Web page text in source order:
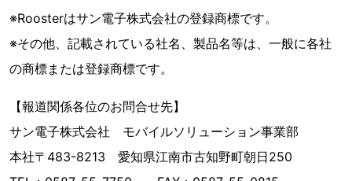
※Roosterはサン電子株式会社の登録商標です。
※その他、記載されている社名、製品名等は、一般に各社
の商標または登録商標です。
【報道関係各位のお問合せ先】
サン電子株式会社 モバイルソリューション事業部
本社〒483-8213 愛知県江南市古知野町朝日250